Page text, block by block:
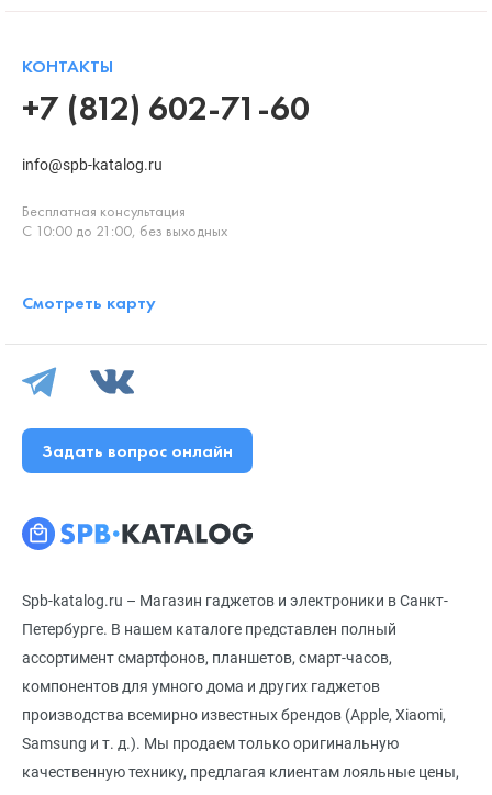
Spb-katalog.ru – Магазин гаджетов и электроники в Санкт-
Петербурге. В нашем каталоге представлен полный
ассортимент смартфонов, планшетов, смарт-часов,
компонентов для умного дома и других гаджетов
производства всемирно известных брендов (Apple, Xiaomi,
Samsung и т. д.). Мы продаем только оригинальную
качественную технику, предлагая клиентам лояльные цены,
КОНТАКТЫ
+7 (812) 602-71-60
info@spb-katalog.ru
Бесплатная консультация
С 10:00 до 21:00, без выходных
Смотреть карту
Задать вопрос онлайн